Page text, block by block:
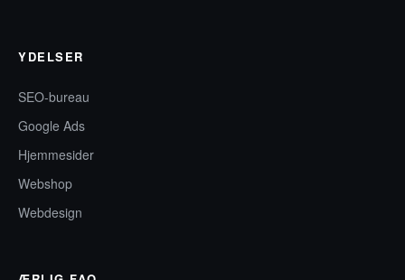
YDELSER
SEO-bureau
Google Ads
Hjemmesider
Webshop
Webdesign